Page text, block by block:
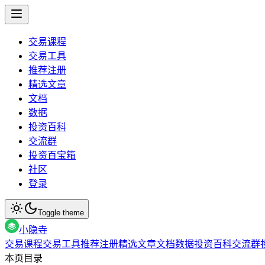
交易课程
交易工具
推荐注册
精选文章
文档
数据
投资百科
交流群
投资百宝箱
社区
登录
Toggle theme
小隐寺
交易课程交易工具推荐注册精选文章文档数据投资百科交流群
本页目录